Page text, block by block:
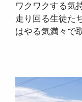
ワクワクする気
走り回る生徒た
はやる気満々で